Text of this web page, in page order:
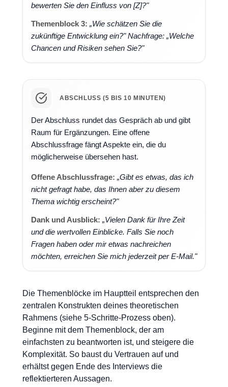
bewerten Sie den Einfluss von [Z]?"
Themenblock 3: „Wie schätzen Sie die
zukünftige Entwicklung ein?" Nachfrage: „Welche
Chancen und Risiken sehen Sie?"
ABSCHLUSS (5 BIS 10 MINUTEN)
Der Abschluss rundet das Gespräch ab und gibt
Raum für Ergänzungen. Eine offene
Abschlussfrage fängt Aspekte ein, die du
möglicherweise übersehen hast.
Offene Abschlussfrage: „Gibt es etwas, das ich
nicht gefragt habe, das Ihnen aber zu diesem
Thema wichtig erscheint?"
Dank und Ausblick: „Vielen Dank für Ihre Zeit
und die wertvollen Einblicke. Falls Sie noch
Fragen haben oder mir etwas nachreichen
möchten, erreichen Sie mich jederzeit per E-Mail."
Die Themenblöcke im Hauptteil entsprechen den
zentralen Konstrukten deines theoretischen
Rahmens (siehe 5-Schritte-Prozess oben).
Beginne mit dem Themenblock, der am
einfachsten zu beantworten ist, und steigere die
Komplexität. So baust du Vertrauen auf und
erhältst gegen Ende des Interviews die
reflektierteren Aussagen.